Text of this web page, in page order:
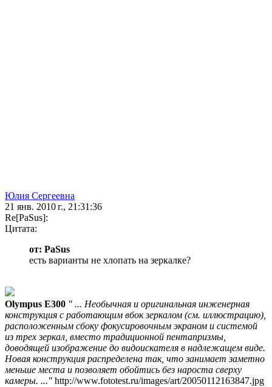
Юлия Сергеевна
21 янв. 2010 г., 21:31:36
Re[PaSus]:
Цитата:
от: PaSus
есть варианты не хлопать на зеркалке?
Olympus E300 " ... Необычная и оригинальная инженерная
конструкция с работающим вбок зеркалом (см. иллюстрацию),
расположенным сбоку фокусировочным экраном и системой
из трех зеркал, вместо традиционной пентапризмы,
доводящей изображение до видоискателя в надлежащем виде.
Новая конструкция распределена так, что занимает заметно
меньше места и позволяет обойтись без нароста сверху
камеры. ..." http://www.fototest.ru/images/art/20050112163847.jpg